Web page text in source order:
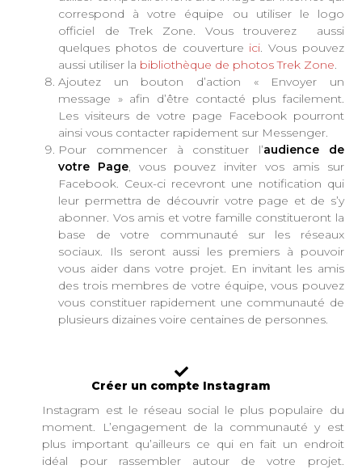
correspond à votre équipe ou utiliser le logo
officiel de Trek Zone. Vous trouverez aussi
quelques photos de couverture ici. Vous pouvez
aussi utiliser la bibliothèque de photos Trek Zone.
Ajoutez un bouton d’action « Envoyer un
message » afin d’être contacté plus facilement.
Les visiteurs de votre page Facebook pourront
ainsi vous contacter rapidement sur Messenger.
Pour commencer à constituer l’audience de
votre Page, vous pouvez inviter vos amis sur
Facebook. Ceux-ci recevront une notification qui
leur permettra de découvrir votre page et de s’y
abonner. Vos amis et votre famille constitueront la
base de votre communauté sur les réseaux
sociaux. Ils seront aussi les premiers à pouvoir
vous aider dans votre projet. En invitant les amis
des trois membres de votre équipe, vous pouvez
vous constituer rapidement une communauté de
plusieurs dizaines voire centaines de personnes.
Créer un compte Instagram
Instagram est le réseau social le plus populaire du
moment. L’engagement de la communauté y est
plus important qu’ailleurs ce qui en fait un endroit
idéal pour rassembler autour de votre projet.